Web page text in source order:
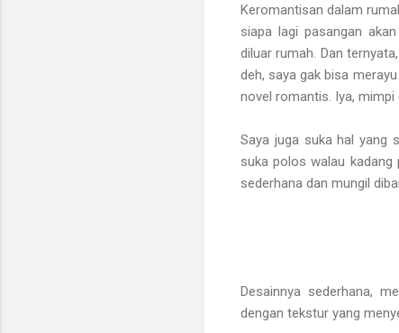
Keromantisan dalam
siapa lagi pasangan
diluar rumah. Dan
deh, saya gak bisa
novel romantis. Iya, mimpi
Saya juga suka hal yang
suka polos walau kadang
sederhana dan mungil
Desainnya sederhana,
dengan tekstur yang